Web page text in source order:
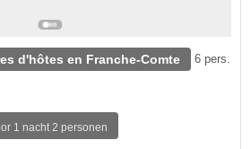
d'hôtes en Franche-Comte 6 pers.
1 nacht 2 personen